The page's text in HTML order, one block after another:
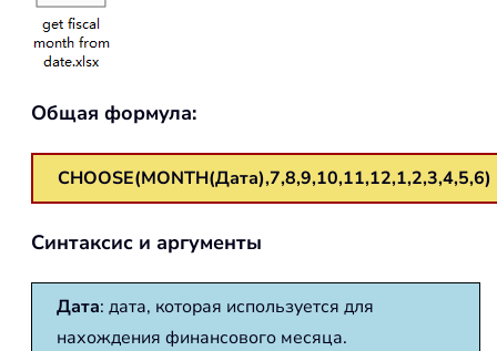
Общая формула:
CHOOSE(MONTH(Дата),7,8,9,10,11,12,1,2,3,4,5,6)
Синтаксис и аргументы
Дата: дата, которая используется для
нахождения финансового месяца.